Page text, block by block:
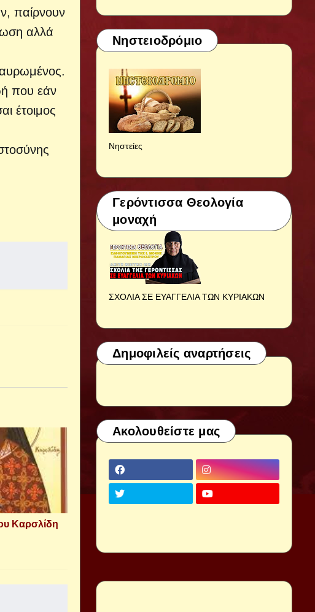
παίρνουν
αλλά
που εάν
έτοιμος
Καρσλίδη
Νηστειοδρόμιο
Νηστείες
Γερόντισσα Θεολογία
μοναχή
ΣΧΟΛΙΑ ΣΕ ΕΥΑΓΓΕΛΙΑ ΤΩΝ ΚΥΡΙΑΚΩΝ
Δημοφιλείς αναρτήσεις
Ακολουθείστε μας